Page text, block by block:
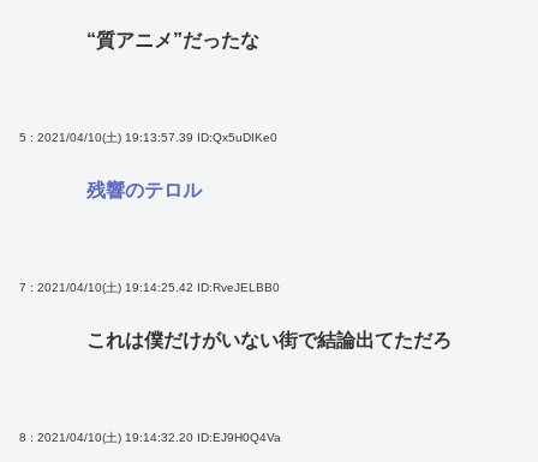
“質アニメ”だったな
5 : 2021/04/10(土) 19:13:57.39 ID:Qx5uDIKe0
残響のテロル
7 : 2021/04/10(土) 19:14:25.42 ID:RveJELBB0
これは僕だけがいない街で結論出てただろ
8 : 2021/04/10(土) 19:14:32.20 ID:EJ9H0Q4Va